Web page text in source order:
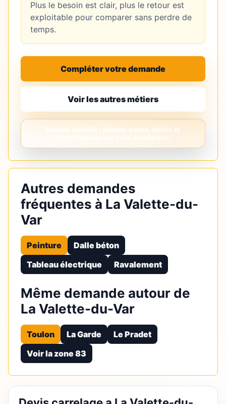
Plus le besoin est clair, plus le retour est
exploitable pour comparer sans perdre de
temps.
Compléter votre demande
Voir les autres métiers
Autres demandes
fréquentes à La Valette-du-
Var
Peinture
Dalle béton
Tableau électrique
Ravalement
Même demande autour de
La Valette-du-Var
Toulon La Garde
Le Pradet
Voir la zone 83